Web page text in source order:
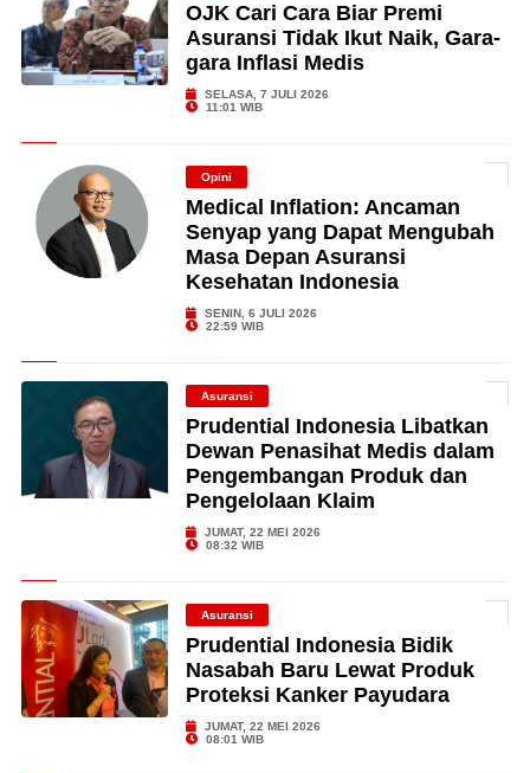
OJK Cari Cara Biar Premi
Asuransi Tidak Ikut Naik, Gara-
gara Inflasi Medis
SELASA, 7 JULI 2026
11:01 WIB
Opini
Medical Inflation: Ancaman
Senyap yang Dapat Mengubah
Masa Depan Asuransi
Kesehatan Indonesia
SENIN, 6 JULI 2026
22:59 WIB
Asuransi
Prudential Indonesia Libatkan
Dewan Penasihat Medis dalam
Pengembangan Produk dan
Pengelolaan Klaim
JUMAT, 22 MEI 2026
08:32 WIB
Asuransi
Prudential Indonesia Bidik
Nasabah Baru Lewat Produk
Proteksi Kanker Payudara
JUMAT, 22 MEI 2026
08:01 WIB